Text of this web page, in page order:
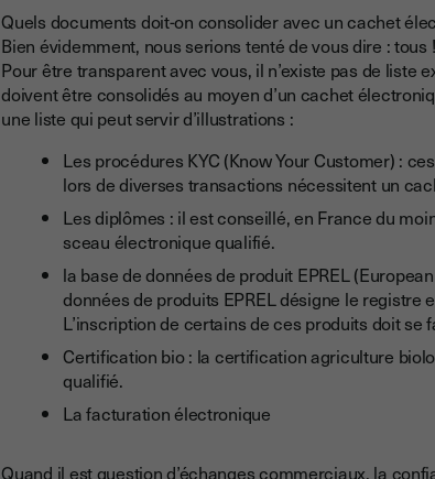
Quels documents doit-on consolider avec un cachet
Bien évidemment, nous serions tenté de vous dire : tous !
Pour être transparent avec vous, il n’existe pas de liste
doivent être consolidés au moyen d’un cachet
une liste qui peut servir d’illustrations :
Les procédures KYC (Know Your Customer) :
lors de diverses transactions nécessitent un
Les diplômes : il est conseillé, en France du
sceau électronique qualifié.
la base de données de produit EPREL
données de produits EPREL désigne le registre
L’inscription de certains de ces produits doit
Certification bio : la certification agriculture
qualifié.
La facturation électronique
Quand il est question d’échanges commerciaux, la